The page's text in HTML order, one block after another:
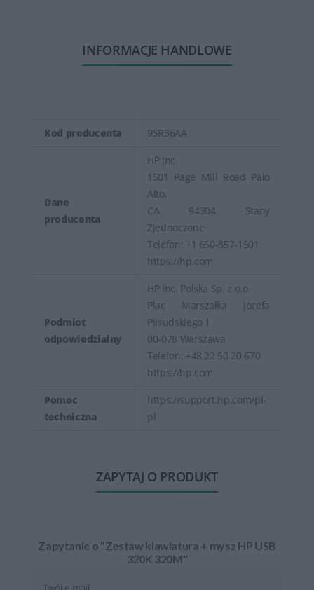
INFORMACJE HANDLOWE
Kod producenta 9SR36AA
Dane
producenta
HP Inc.
1501 Page Mill Road Palo
Alto,
CA 94304 Stany
Zjednoczone
Telefon: +1 650-857-1501
https://hp.com
Podmiot
odpowiedzialny
HP Inc. Polska Sp. z o.o.
Plac Marszałka Józefa
Piłsudskiego 1
00-078 Warszawa
Telefon: +48 22 50 20 670
https://hp.com
Pomoc
techniczna
https://support.hp.com/pl-
pl
ZAPYTAJ O PRODUKT
Zapytanie o "Zestaw klawiatura + mysz HP USB
320K 320M"